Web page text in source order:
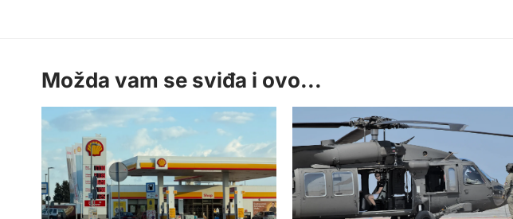
Možda vam se sviđa i ovo...